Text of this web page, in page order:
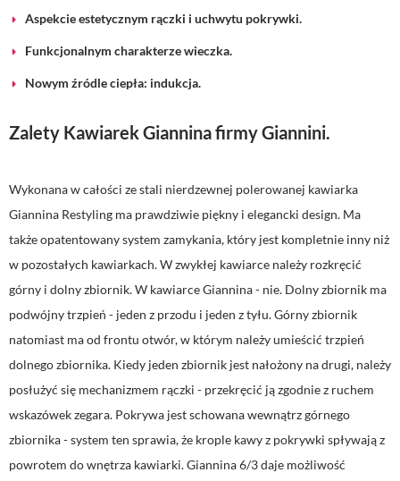
Aspekcie estetycznym rączki i uchwytu pokrywki.
Funkcjonalnym charakterze wieczka.
Nowym źródle ciepła: indukcja.
Zalety Kawiarek Giannina firmy Giannini.
Wykonana w całości ze stali nierdzewnej polerowanej kawiarka
Giannina Restyling ma prawdziwie piękny i elegancki design. Ma
także opatentowany system zamykania, który jest kompletnie inny niż
w pozostałych kawiarkach. W zwykłej kawiarce należy rozkręcić
górny i dolny zbiornik. W kawiarce Giannina - nie. Dolny zbiornik ma
podwójny trzpień - jeden z przodu i jeden z tyłu. Górny zbiornik
natomiast ma od frontu otwór, w którym należy umieścić trzpień
dolnego zbiornika. Kiedy jeden zbiornik jest nałożony na drugi, należy
posłużyć się mechanizmem rączki - przekręcić ją zgodnie z ruchem
wskazówek zegara. Pokrywa jest schowana wewnątrz górnego
zbiornika - system ten sprawia, że krople kawy z pokrywki spływają z
powrotem do wnętrza kawiarki. Giannina 6/3 daje możliwość